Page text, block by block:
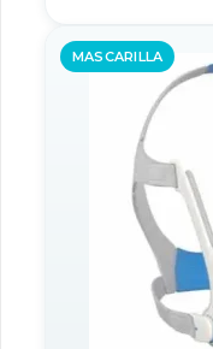
MASCARILLA